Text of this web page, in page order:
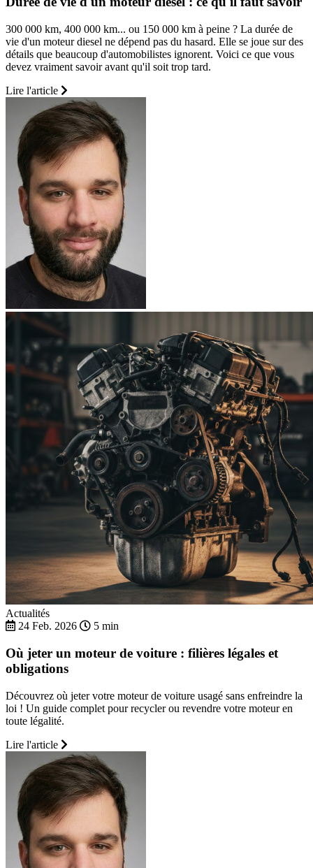
300 000 km, 400 000 km... ou 150 000 km à peine ? La durée de
vie d'un moteur diesel ne dépend pas du hasard. Elle se joue sur des
détails que beaucoup d'automobilistes ignorent. Voici ce que vous
devez vraiment savoir avant qu'il soit trop tard.
Lire l'article
Actualités
24 Feb. 2026
5 min
Où jeter un moteur de voiture : filières légales et
obligations
Découvrez où jeter votre moteur de voiture usagé sans enfreindre la
loi ! Un guide complet pour recycler ou revendre votre moteur en
toute légalité.
Lire l'article